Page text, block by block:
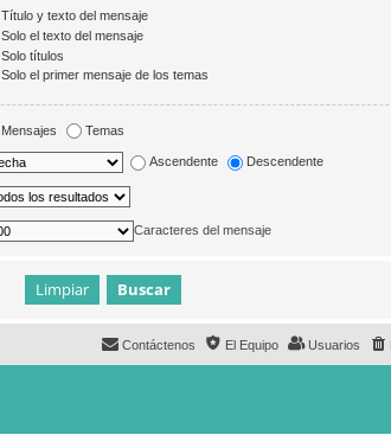
Título y texto del mensaje
Solo el texto del mensaje
Solo títulos
Solo el primer mensaje de los temas
Mensajes Temas
Ascendente Descendente
Caracteres del mensaje
Usuarios
El Equipo
Contáctenos